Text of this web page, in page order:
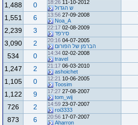
11-10-2012
18:26
ש הגדול
0
1,488
27-09-2008
13:56
Noa_A
6
1,551
02-08-2009
22:17
סירפד
3
2,239
04-07-2005
20:16
הברמן של הפורום
2
3,090
02-02-2008
14:34
travel
0
534
06-03-2010
21:17
ashoichet
2
1,247
10-06-2005
12:21
Toosim
0
1,105
27-08-2007
17:27
tom_wij
9
1,122
23-07-2007
14:59
roi3333
2
726
17-07-2007
20:56
Aharron
6
873